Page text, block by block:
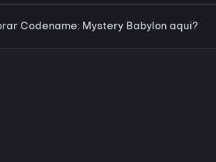
Codename: Mystery Babylon aqui?